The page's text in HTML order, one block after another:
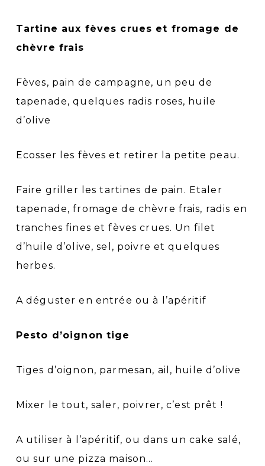
Tartine aux fèves crues et fromage de
chèvre frais
Fèves, pain de campagne, un peu de
tapenade, quelques radis roses, huile
d’olive
Ecosser les fèves et retirer la petite peau.
Faire griller les tartines de pain. Etaler
tapenade, fromage de chèvre frais, radis en
tranches fines et fèves crues. Un filet
d’huile d’olive, sel, poivre et quelques
herbes.
A déguster en entrée ou à l’apéritif
Pesto d’oignon tige
Tiges d’oignon, parmesan, ail, huile d’olive
Mixer le tout, saler, poivrer, c’est prêt !
A utiliser à l’apéritif, ou dans un cake salé,
ou sur une pizza maison…